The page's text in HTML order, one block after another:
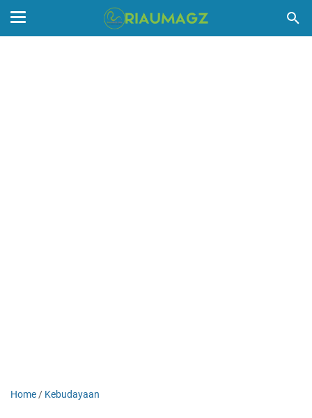
Home / Kebudayaan